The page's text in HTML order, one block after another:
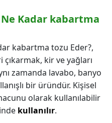
Ne Kadar kabartma
kabartma tozu Eder?,
kir ve yağları
zamanda lavabo, banyo
bir üründür. Kişisel
olarak kullanılabilir
kullanılır.